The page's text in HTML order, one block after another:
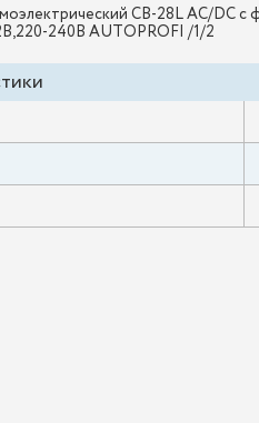
CB-28L AC/DC с
240В AUTOPROFI /1/2